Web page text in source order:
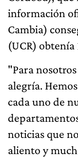
información
Cambia)
(UCR) obtenía
"Para
alegría.
cada uno de
noticias que
aliento y